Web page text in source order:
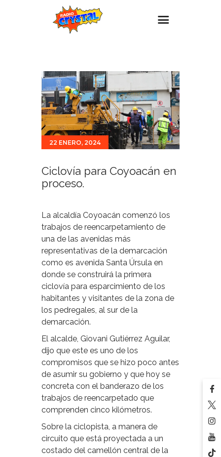
Estaciones
Eventos
Promociones
Noticias
Para ti
22 ENERO, 2024
Ciclovía para Coyoacán en
proceso.
La alcaldía Coyoacán comenzó los
trabajos de reencarpetamiento de
una de las avenidas más
representativas de la demarcación
como es avenida Santa Úrsula en
donde se construirá la primera
ciclovía para esparcimiento de los
habitantes y visitantes de la zona de
los pedregales, al sur de la
demarcación.
El alcalde, Giovani Gutiérrez Aguilar,
dijo que este es uno de los
compromisos que se hizo poco antes
de asumir su gobierno y que hoy se
concreta con el banderazo de los
trabajos de reencarpetado que
comprenden cinco kilómetros.
Sobre la ciclopista, a manera de
circuito que está proyectada a un
costado del camellón central de la